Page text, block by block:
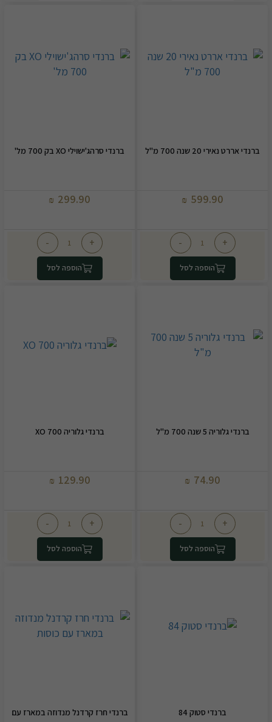
ברנדי אררט נאירי 20 שנה 700 מ"ל
599.90
₪
+
-
הוספה לסל
ברנדי סרהג'ישוילי XO בק 700 מל'
299.90
₪
+
-
הוספה לסל
ברנדי גלוריה 5 שנה 700 מ"ל
74.90
₪
+
-
הוספה לסל
ברנדי גלוריה XO 700
129.90
₪
+
-
הוספה לסל
ברנדי סטוק 84
ברנדי חרז קרדנל מנדוזה במארז עם